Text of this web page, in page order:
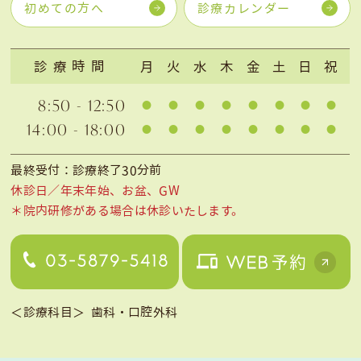
初めての方へ 診療カレンダー
診療時間 月 火 水 木 金 土 日 祝
8:50 - 12:50
14:00 - 18:00
最終受付：診療終了30分前
休診日／年末年始、お盆、GW
＊院内研修がある場合は休診いたします。
＜診療科目＞ 歯科・口腔外科